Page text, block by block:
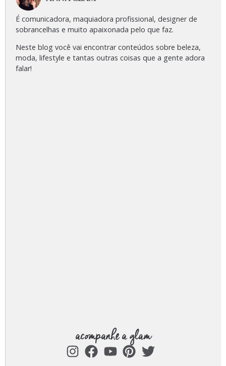
É comunicadora, maquiadora profissional, designer de
sobrancelhas e muito apaixonada pelo que faz.
Neste blog você vai encontrar conteúdos sobre beleza,
moda, lifestyle e tantas outras coisas que a gente adora
falar!
acompanhe a glam